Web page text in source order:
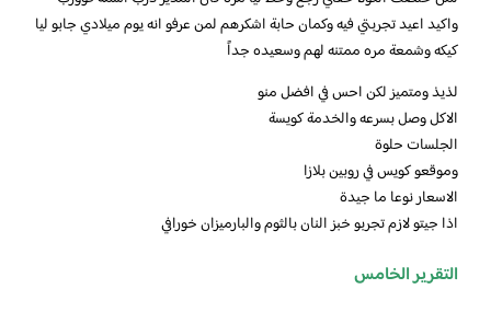
واكيد اعيد تجربتي فيه وكمان حابة اشكرهم لمن عرفو انه يوم ميلادي جابو ليا
كيكه وشمعة مره ممتنه لهم وسعيده جداً
لذيذ ومتميز لكن احس في افضل منو
الاكل وصل بسرعه والخدمة كويسة
الجلسات حلوة
وموقعو كويس في روبين بلازا
الاسعار نوعا ما جيدة
اذا جيتو لازم تجربو خبز النان بالثوم والبارميزان خورافي
التقرير الخامس